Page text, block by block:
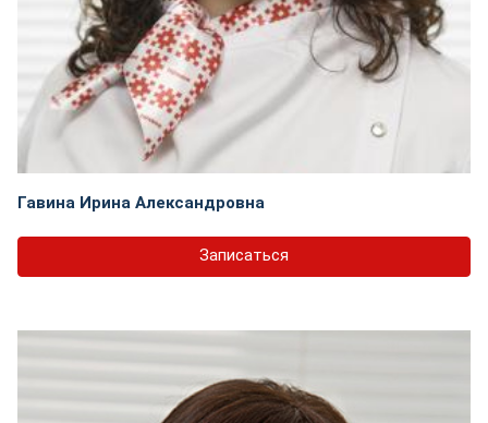
Гавина Ирина Александровна
Записаться